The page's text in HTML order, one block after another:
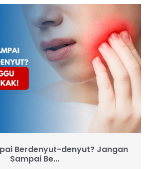
Berdenyut-denyut? Jangan
Sampai Be...